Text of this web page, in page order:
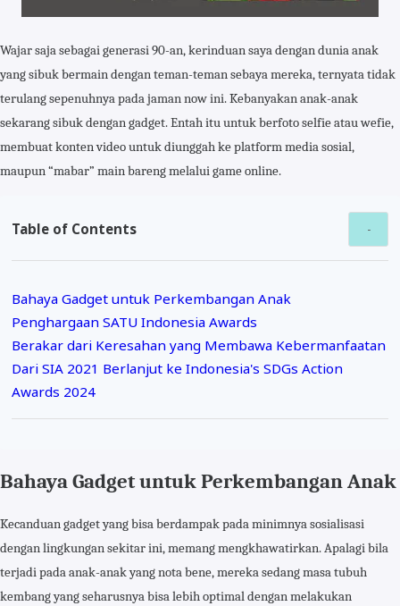
Wajar saja sebagai generasi 90-an, kerinduan saya dengan dunia anak
yang sibuk bermain dengan teman-teman sebaya mereka, ternyata tidak
terulang sepenuhnya pada jaman now ini. Kebanyakan anak-anak
sekarang sibuk dengan gadget. Entah itu untuk berfoto selfie atau wefie,
membuat konten video untuk diunggah ke platform media sosial,
maupun “mabar” main bareng melalui game online.
Table of Contents
Bahaya Gadget untuk Perkembangan Anak
Penghargaan SATU Indonesia Awards
Berakar dari Keresahan yang Membawa Kebermanfaatan
Dari SIA 2021 Berlanjut ke Indonesia's SDGs Action
Awards 2024
Bahaya Gadget untuk Perkembangan Anak
Kecanduan gadget yang bisa berdampak pada minimnya sosialisasi
dengan lingkungan sekitar ini, memang mengkhawatirkan. Apalagi bila
terjadi pada anak-anak yang nota bene, mereka sedang masa tubuh
kembang yang seharusnya bisa lebih optimal dengan melakukan